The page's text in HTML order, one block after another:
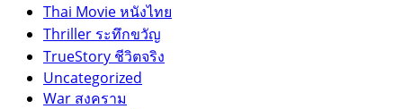
Thai Movie หนังไทย
Thriller ระทึกขวัญ
TrueStory ชีวิตจริง
Uncategorized
War สงคราม